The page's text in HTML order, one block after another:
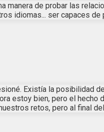
manera de probar las
idiomas... ser capaces
Existía la posibilidad
estoy bien, pero el
retos, pero al final